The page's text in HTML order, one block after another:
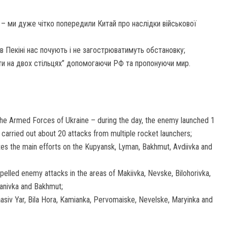
дуже чітко попередили Китай про наслідки військової
нас почують і не загострюватимуть обстановку;
на двох стільцях” допомогаючи РФ та пропонуючи мир.
Armed Forces of Ukraine – during the day, the enemy launched 1
out about 20 attacks from multiple rocket launchers;
the main efforts on the Kupyansk, Lyman, Bakhmut, Avdiivka and
enemy attacks in the areas of Makiivka, Nevske, Bilohorivka,
and Bakhmut;
Yar, Bila Hora, Kamianka, Pervomaiske, Nevelske, Maryinka and